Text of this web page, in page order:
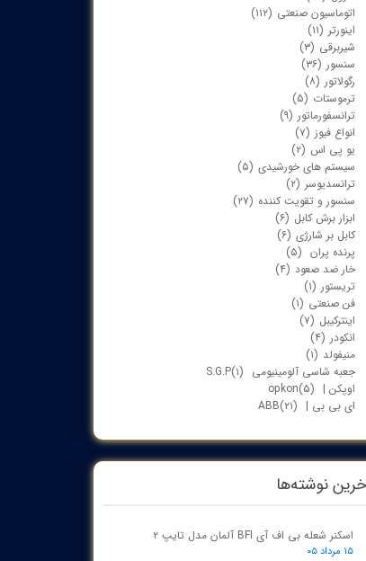
اتوماسیون صنعتی (۱۱۲)
اینورتر (۱۱)
شیربرقی (۳)
سنسور (۳۶)
رگولاتور (۸)
ترموستات (۵)
ترانسفورماتور (۹)
انواع فیوز (۷)
یو پی اس (۲)
سیستم های خورشیدی (۵)
ترانسدیوسر (۲)
سنسور و تقویت کننده (۲۷)
ابزار برش کابل (۶)
کابل بر شارژی (۶)
پرنده پران (۵)
خار ضد صعود (۴)
تریستور (۱)
فن صنعتی (۱)
اینترکیبل (۷)
انکودر (۴)
منیفولد (۱)
جعبه شاسی آلومینیومی S.G.P (۱)
اوپکن | opkon (۵)
ای بی بی | ABB (۲۱)
نوشته‌ها
اسکنر شعله بی اف آی BFI آلمان مدل تایپ ۲
۱۵ مرداد ۰۵